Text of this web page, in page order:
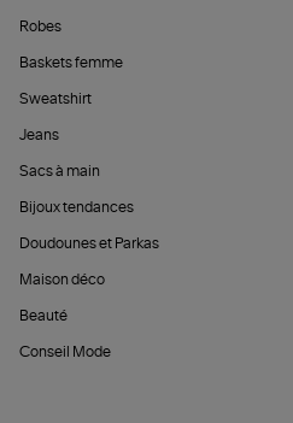
Robes
Baskets femme
Sweatshirt
Jeans
Sacs à main
Bijoux tendances
Doudounes et Parkas
Maison déco
Beauté
Conseil Mode